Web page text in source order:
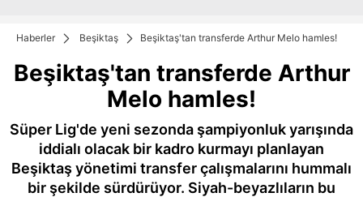
Haberler Beşiktaş Beşiktaş'tan transferde Arthur Melo hamles!
Beşiktaş'tan transferde Arthur
Melo hamles!
Süper Lig'de yeni sezonda şampiyonluk yarışında
iddialı olacak bir kadro kurmayı planlayan
Beşiktaş yönetimi transfer çalışmalarını hummalı
bir şekilde sürdürüyor. Siyah-beyazlıların bu